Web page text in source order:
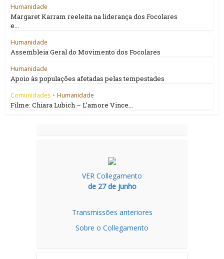
Humanidade
Margaret Karram reeleita na liderança dos Focolares
e...
Humanidade
Assembleia Geral do Movimento dos Focolares
Humanidade
Apoio às populações afetadas pelas tempestades
Comunidades • Humanidade
Filme: Chiara Lubich – L’amore Vince...
VER Collegamento
de 27 de junho
Transmissões anteriores
Sobre o Collegamento